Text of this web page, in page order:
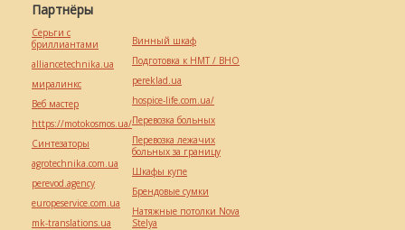
Партнёры
Серьги с
бриллиантами
alliancetechnika.ua
миралинкс
Веб мастер
https://motokosmos.ua/
Синтезаторы
agrotechnika.com.ua
perevod.agency
europeservice.com.ua
mk-translations.ua
Винный шкаф
Подготовка к НМТ / ВНО
pereklad.ua
hospice-life.com.ua/
Перевозка больных
Перевозка лежачих
больных за границу
Шкафы купе
Брендовые сумки
Натяжные потолки Nova
Stelya